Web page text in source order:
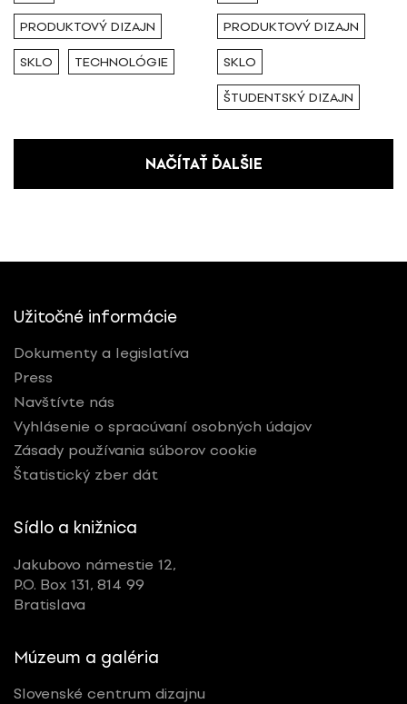
PRODUKTOVÝ DIZAJN
SKLO TECHNOLÓGIE
PRODUKTOVÝ DIZAJN
SKLO
ŠTUDENTSKÝ DIZAJN
NAČÍTAŤ ĎALŠIE
Užitočné informácie
Dokumenty a legislatíva
Press
Navštívte nás
Vyhlásenie o spracúvaní osobných údajov
Zásady používania súborov cookie
Štatistický zber dát
Sídlo a knižnica
Jakubovo námestie 12,
P.O. Box 131, 814 99
Bratislava
Múzeum a galéria
Slovenské centrum dizajnu